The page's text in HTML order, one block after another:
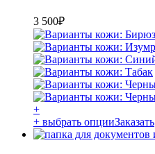
3 500₽
+
+ выбрать опцииЗаказать